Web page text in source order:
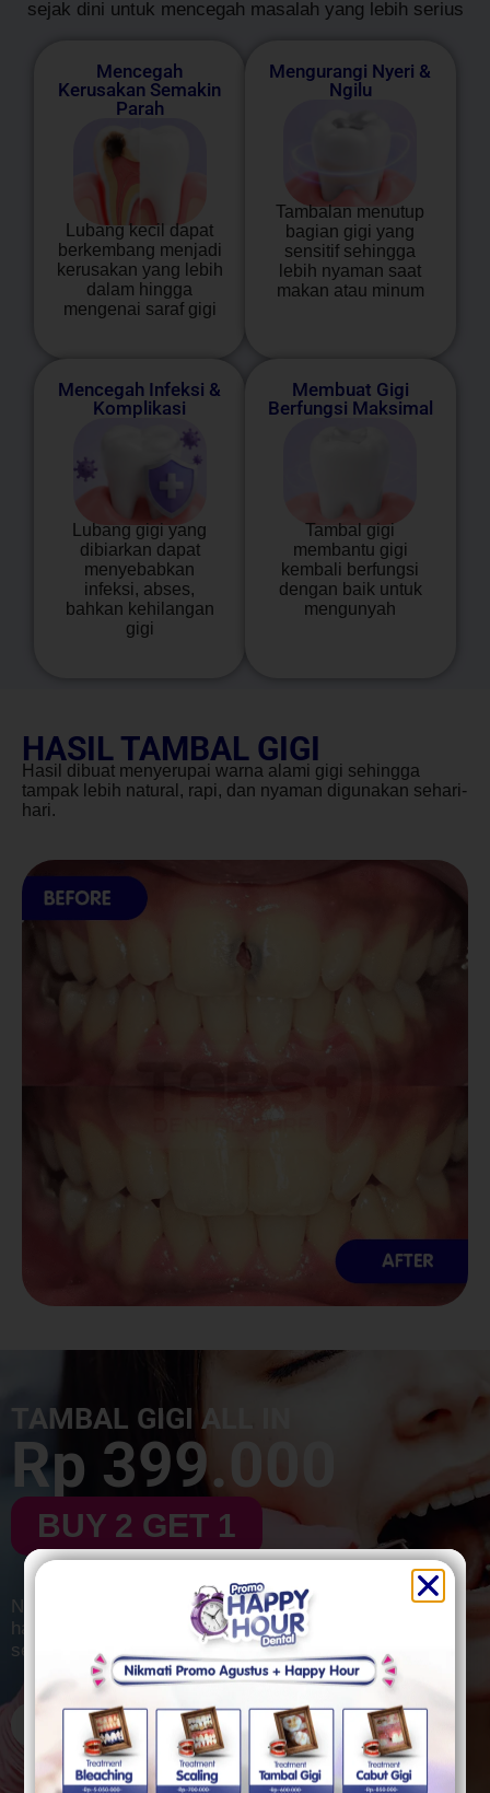
sejak dini untuk mencegah masalah yang lebih serius
Mencegah
Kerusakan Semakin
Parah
Lubang kecil dapat
berkembang menjadi
kerusakan yang lebih
dalam hingga
mengenai saraf gigi
Mengurangi Nyeri &
Ngilu
Tambalan menutup
bagian gigi yang
sensitif sehingga
lebih nyaman saat
makan atau minum
Mencegah Infeksi &
Komplikasi
Lubang gigi yang
dibiarkan dapat
menyebabkan
infeksi, abses,
bahkan kehilangan
gigi
Membuat Gigi
Berfungsi Maksimal
Tambal gigi
membantu gigi
kembali berfungsi
dengan baik untuk
mengunyah
HASIL TAMBAL GIGI
Hasil dibuat menyerupai warna alami gigi sehingga
tampak lebih natural, rapi, dan nyaman digunakan sehari-
hari.
TAMBAL GIGI ALL IN
Rp 399.000
BUY 2 GET 1
Nikmati gratis konsultasi, tanpa biaya administrasi,
harga transparan, serta tanpa biaya tambahan untuk
setiap perawatan yang dilakukan
RESERVASI SEKARANG